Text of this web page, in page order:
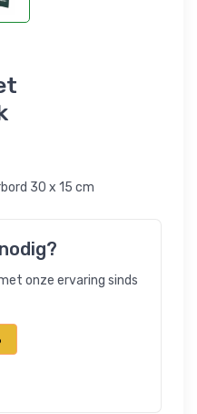
30 x 15 cm
onze ervaring sinds